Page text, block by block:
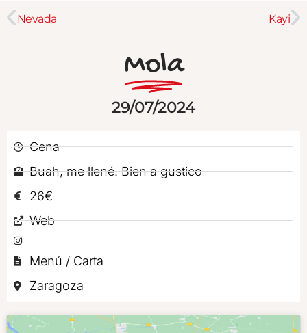
Instagram
Nevada Kayi
Mola
29/07/2024
Cena
Buah, me llené. Bien a gustico
26€
Web
Menú / Carta
Zaragoza